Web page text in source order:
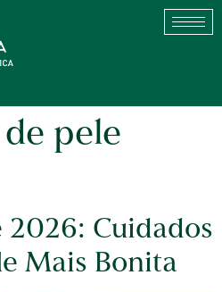
de pele
2026: Cuidados
Mais Bonita